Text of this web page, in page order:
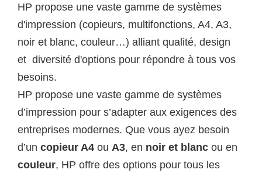
HP propose une vaste gamme de systèmes
d'impression (copieurs, multifonctions, A4, A3,
noir et blanc, couleur…) alliant qualité, design
et diversité d'options pour répondre à tous vos
besoins.
HP propose une vaste gamme de systèmes
d’impression pour s’adapter aux exigences des
entreprises modernes. Que vous ayez besoin
d’un copieur A4 ou A3, en noir et blanc ou en
couleur, HP offre des options pour tous les